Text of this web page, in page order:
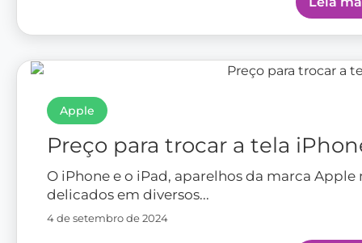
Apple
Preço para trocar a tela
O iPhone e o iPad, aparelhos da marca
delicados em diversos...
4 de setembro de 2024